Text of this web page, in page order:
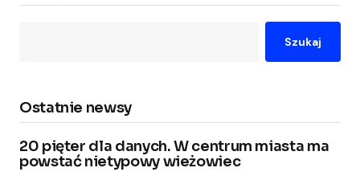
Szukaj
Ostatnie newsy
20 pięter dla danych. W centrum miasta ma
powstać nietypowy wieżowiec